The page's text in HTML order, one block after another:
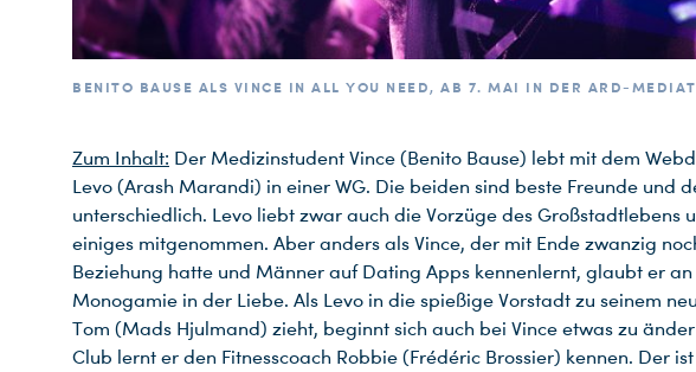
BENITO BAUSE ALS VINCE IN ALL YOU NEED, AB 7. MAI IN DER ARD-
Zum Inhalt: Der Medizinstudent Vince (Benito Bause) lebt mit dem
Levo (Arash Marandi) in einer WG. Die beiden sind beste Freunde und
unterschiedlich. Levo liebt zwar auch die Vorzüge des Großstadtlebens
einiges mitgenommen. Aber anders als Vince, der mit Ende zwanzig
Beziehung hatte und Männer auf Dating Apps kennenlernt, glaubt er an
Monogamie in der Liebe. Als Levo in die spießige Vorstadt zu seinem
Tom (Mads Hjulmand) zieht, beginnt sich auch bei Vince etwas zu
Club lernt er den Fitnesscoach Robbie (Frédéric Brossier) kennen. Der